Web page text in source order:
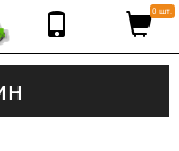
0 шт.